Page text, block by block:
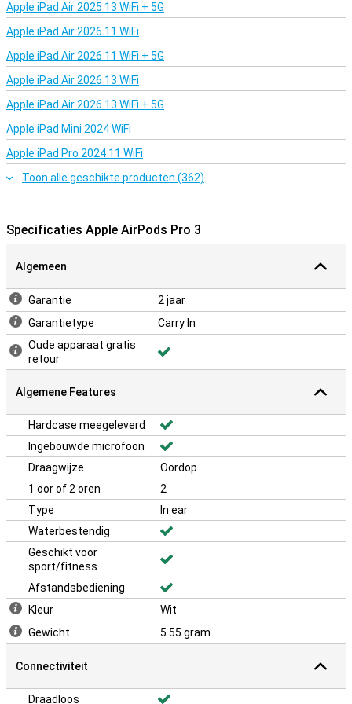
ingebouwde speakers in de oortjes en case, raak je ze nooit meer
kwijt.
Klaar voor slimme oordopjes die méér doen dan muziek afspelen?
Dan zijn de Apple AirPods Pro (3e generatie) iets voor jou.
Apple iPad Air 2025 13 WiFi + 5G
Apple iPad Air 2026 11 WiFi
Apple iPad Air 2026 11 WiFi + 5G
Apple iPad Air 2026 13 WiFi
Apple iPad Air 2026 13 WiFi + 5G
Apple iPad Mini 2024 WiFi
Apple iPad Pro 2024 11 WiFi
Toon alle geschikte producten (362)
Specificaties Apple AirPods Pro 3
Algemeen
Garantie
2 jaar
Garantietype
Carry In
Oude apparaat gratis
retour
Algemene Features
Hardcase meegeleverd
Ingebouwde microfoon
Draagwijze
Oordop
1 oor of 2 oren
2
Type
In ear
Waterbestendig
Geschikt voor
sport/fitness
Afstandsbediening
Kleur
Wit
Gewicht
5.55 gram
Connectiviteit
Draadloos